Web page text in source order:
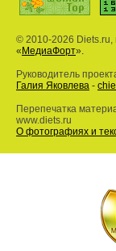
© 2010-2026 Diets.ru,
«МедиаФорт».
Руководитель
Галия Яковлева -
Перепечатка
www.diets.ru
О фотографиях и